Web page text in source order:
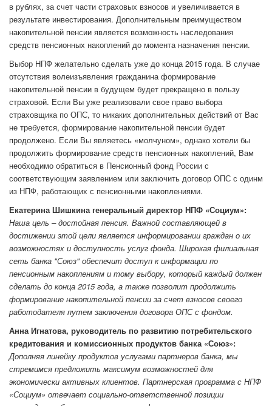
в рублях, за счет части страховых взносов и увеличивается в
результате инвестирования. Дополнительным преимуществом
накопительной пенсии является возможность наследования
средств пенсионных накоплений до момента назначения пенсии.
Выбор НПФ желательно сделать уже до конца 2015 года. В случае
отсутствия волеизъявления гражданина формирование
накопительной пенсии в будущем будет прекращено в пользу
страховой. Если Вы уже реализовали свое право выбора
страховщика по ОПС, то никаких дополнительных действий от Вас
не требуется, формирование накопительной пенсии будет
продолжено. Если Вы являетесь «молчуном», однако хотели бы
продолжить формирование средств пенсионных накоплений, Вам
необходимо обратиться в Пенсионный фонд России с
соответствующим заявлением или заключить договор ОПС с одинм
из НПФ, работающих с пенсионными накоплениями.
Екатерина Шишкина генеральный директор НПФ «Социум»:
Наша цель – достойная пенсия. Важной составляющей в
достижении этой цели является информировании граждан о их
возможностях и доступность услуг фонда. Широкая филиальная
сеть банка "Союз" обеспечит доступ к информации по
пенсионным накоплениям и тому выбору, который каждый должен
сделать до конца 2015 года, а также позволит продолжить
формирование накопительной пенсии за счет взносов своего
работодателя путем заключения договора ОПС с фондом.
Анна Игнатова, руководитель по развитию потребительского
кредитования и комиссионных продуктов банка «Союз»:
Дополняя линейку продуктов услугами партнеров банка, мы
стремимся предложить максимум возможностей для
экономически активных клиентов. Партнерская программа с НПФ
«Социум» отвечает социально-ответственной позиции